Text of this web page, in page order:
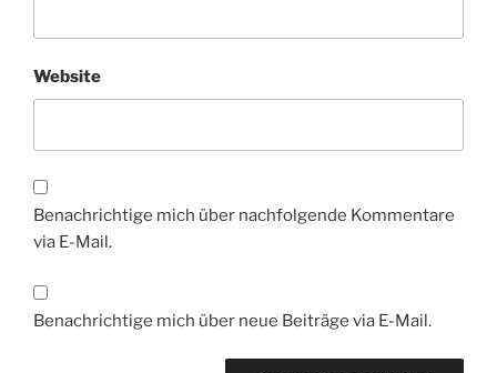
Website
Benachrichtige mich über nachfolgende Kommentare
via E-Mail.
Benachrichtige mich über neue Beiträge via E-Mail.